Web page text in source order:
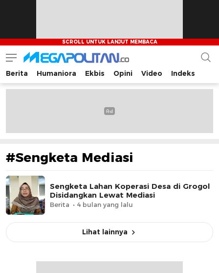
Megapolitan.co
Menyajikan berita-berita fakta bagi pembaca
Berita Humaniora Ekbis Opini Video Indeks
#Sengketa Mediasi
Sengketa Lahan Koperasi Desa di Grogol
Disidangkan Lewat Mediasi
Berita 4 bulan yang lalu
Lihat lainnya